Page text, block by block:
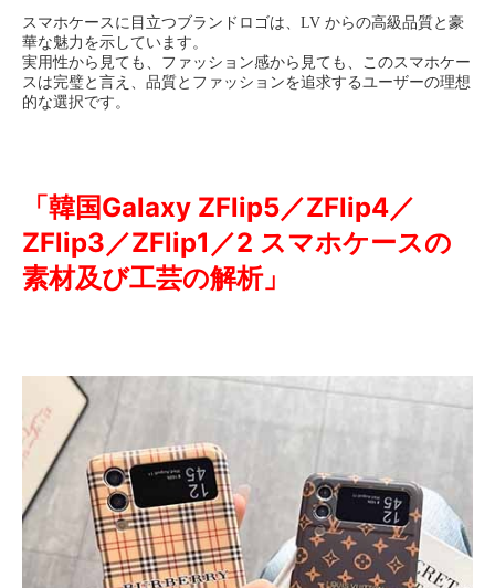
スマホケースに目立つブランドロゴは、LV からの高級品質と豪
華な魅力を示しています。
実用性から見ても、ファッション感から見ても、このスマホケー
スは完璧と言え、品質とファッションを追求するユーザーの理想
的な選択です。
「韓国Galaxy ZFlip5／ZFlip4／
ZFlip3／ZFlip1／2 スマホケースの
素材及び工芸の解析」